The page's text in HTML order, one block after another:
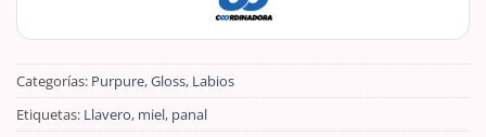
Categorías: Purpure,Gloss, Labios
Etiquetas: Llavero, miel, panal